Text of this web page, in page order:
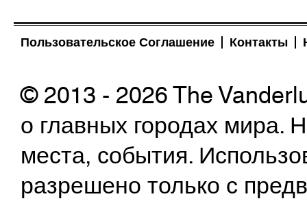
Пользовательское Соглашение Контакты
© 2013 - 2026 The
о главных городах
места, события.
разрешено только с